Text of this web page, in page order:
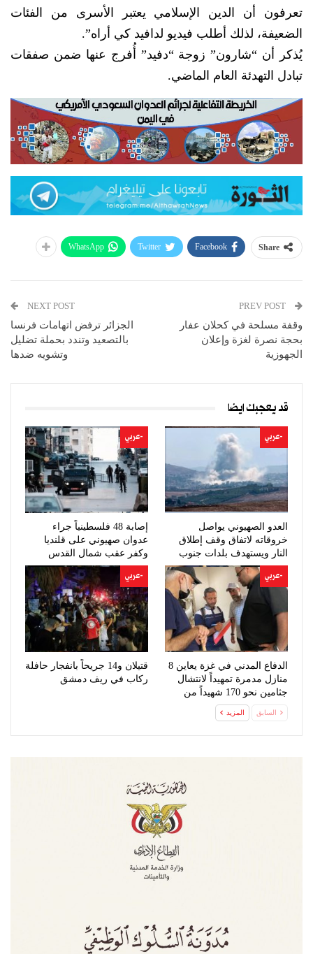
تعرفون أن الدين الإسلامي يعتبر الأسرى من الفئات
الضعيفة، لذلك أطلب فيديو لدافيد كي أراه”.
يُذكر أن “شارون” زوجة “دفيد” أُفرج عنها ضمن صفقات
تبادل التهدئة العام الماضي.
Share
Facebook
Twitter
WhatsApp
وقفة مسلحة في كحلان عفار
بحجة نصرة لغزة وإعلان
الجهوزية
NEXT POST
الجزائر ترفض اتهامات فرنسا
بالتصعيد وتندد بحملة تضليل
وتشويه ضدها
قد يعجبك ايضا
-عربي
العدو الصهيوني يواصل
خروقاته لاتفاق وقف إطلاق
النار ويستهدف بلدات جنوب
لبنان
-عربي
إصابة 48 فلسطينياً جراء
عدوان صهيوني على قلنديا
وكفر عقب شمال القدس
-عربي
الدفاع المدني في غزة يعاين 8
منازل مدمرة تمهيداً لانتشال
جثامين نحو 170 شهيداً من
-عربي
قتيلان و14 جريحاً بانفجار حافلة
ركاب في ريف دمشق
السابق المزيد